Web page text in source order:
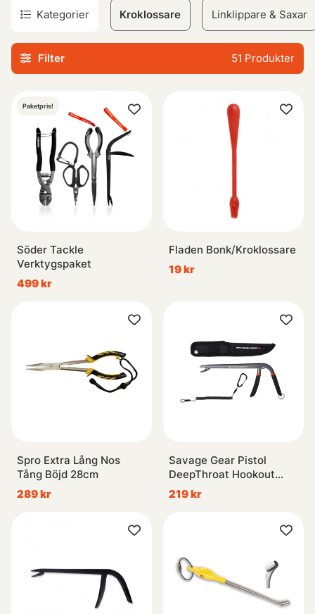
användbara funktioner för att underlätta din
fiskupplevelse. Oavsett om du föredrar traditionella eller
mer moderna varianter, kommer vår samling av
kroklossare definitivt att imponera på dig. Ta kontroll över
ditt flytfiske med hjälp av dessa praktiska redskap – ett
Kategorier Kroklossare Linklippare & Saxar
Filter 51 Produkter
Paketpris!
Söder Tackle
Verktygspaket
499 kr
Fladen Bonk/Kroklossare
19 kr
Spro Extra Lång Nos
Tång Böjd 28cm
289 kr
Savage Gear Pistol
DeepThroat Hookout
22.5cm
219 kr